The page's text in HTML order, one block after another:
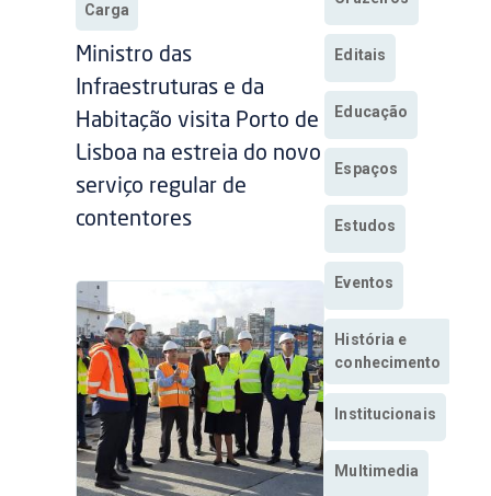
Carga
Ministro das
Infraestruturas e da
Habitação visita Porto de
Lisboa na estreia do novo
serviço regular de
contentores
Editais
Educação
Espaços
Estudos
Eventos
História e
conhecimento
Institucionais
Multimedia